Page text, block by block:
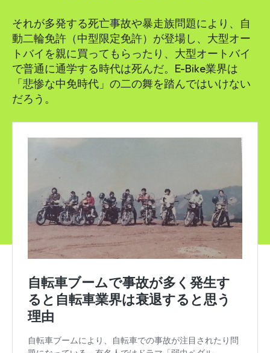
それが多発する死亡事故や暴走族問題により、自
動二輪免許（中型限定免許）が登場し、大型オー
トバイを親に買ってもらったり、大型オートバイ
で普通に通学する時代は死んだ。E-Bike業界は
「悲惨な中免時代」の二の舞を踏んではいけない
だろう。